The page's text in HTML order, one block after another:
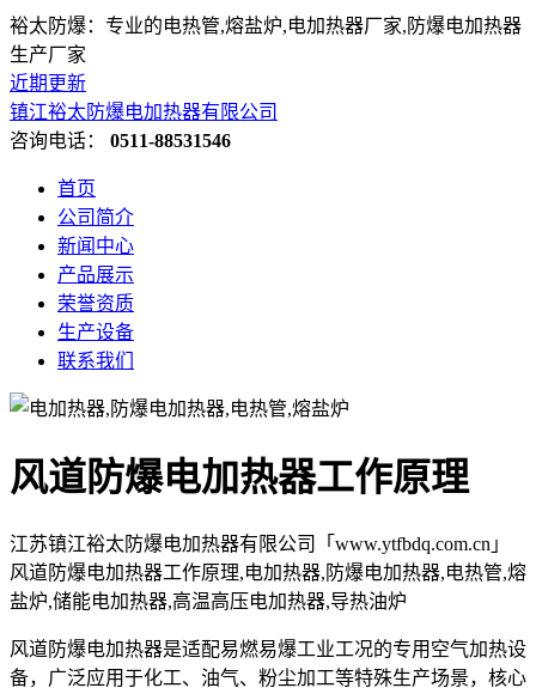
裕太防爆：专业的电热管,熔盐炉,电加热器厂家,防爆电加热器
生产厂家
近期更新
镇江裕太防爆电加热器有限公司
咨询电话： 0511-88531546
首页
公司简介
新闻中心
产品展示
荣誉资质
生产设备
联系我们
风道防爆电加热器工作原理
江苏镇江裕太防爆电加热器有限公司「www.ytfbdq.com.cn」
风道防爆电加热器工作原理,电加热器,防爆电加热器,电热管,熔
盐炉,储能电加热器,高温高压电加热器,导热油炉
风道防爆电加热器是适配易燃易爆工业工况的专用空气加热设
备，广泛应用于化工、油气、粉尘加工等特殊生产场景，核心